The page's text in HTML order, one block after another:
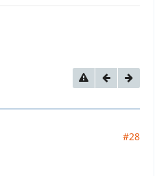
#28